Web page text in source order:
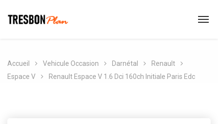
Accueil Vehicule Occasion Darnétal
Renault
Espace V
Renault Espace V 1.6 Dci 160ch Initiale Paris Edc